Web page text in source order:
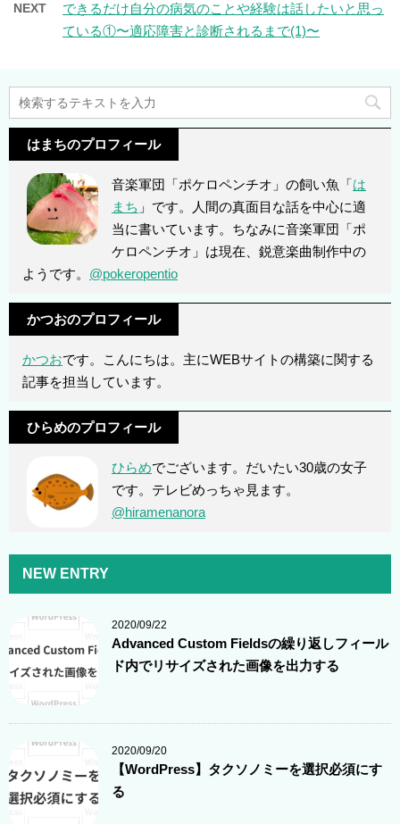
NEXT
できるだけ自分の病気のことや経験は話したいと思っ
ている①〜適応障害と診断されるまで(1)〜
はまちのプロフィール
音楽軍団「ポケロペンチオ」の飼い魚「は
まち 」です。人間の真面目な話を中心に適
当に書いています。ちなみに音楽軍団「ポ
ケロペンチオ」は現在、鋭意楽曲制作中の
ようです。 @pokeropentio
かつおのプロフィール
かつおです。こんにちは。主にWEBサイトの構築に関する
記事を担当しています。
ひらめのプロフィール
ひらめでございます。だいたい30歳の女子
です。テレビめっちゃ見ます。
@hiramenanora
NEW ENTRY
2020/09/22
Advanced Custom Fieldsの繰り返しフィール
ド内でリサイズされた画像を出力する
2020/09/20
【WordPress】タクソノミーを選択必須にす
る